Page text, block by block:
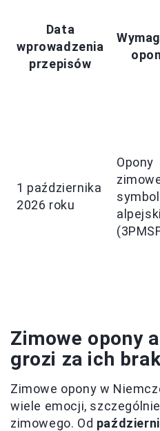
Data
wprowadzenia
przepisów
1 października
2026 roku
Opony
Zimowe opony
grozi za ich
Zimowe opony w
wiele emocji,
zimowego. Od